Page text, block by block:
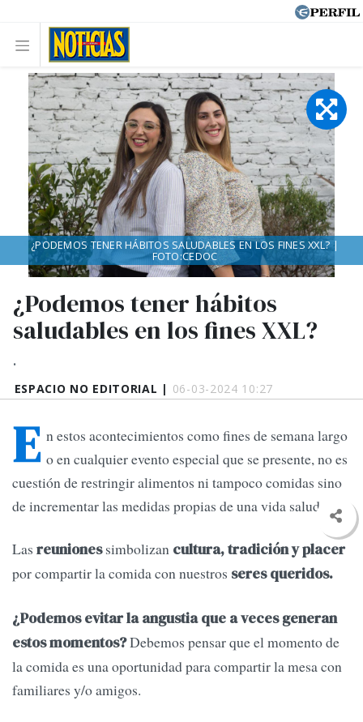
ESPACIO NO EDITORIAL | 06-03-2024 10:27
¿Podemos tener hábitos
saludables en los fines XXL?
.
¿PODEMOS TENER HÁBITOS SALUDABLES EN LOS FINES XXL? |
FOTO:CEDOC
E n estos acontecimientos como fines de semana largo
o en cualquier evento especial que se presente, no es
cuestión de restringir alimentos ni tampoco comidas sino
de incrementar las medidas propias de una vida saludable.
Las reunionessimbolizan cultura, tradición y placer
por compartir la comida con nuestros seres queridos.
¿Podemos evitar la angustia que a veces generan
estos momentos?Debemos pensar que el momento de
la comida es una oportunidad para compartir la mesa con
familiares y/o amigos.